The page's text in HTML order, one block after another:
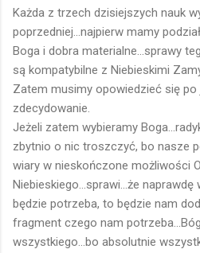
Każda z trzech dzisiejszych nauk
poprzedniej...najpierw mamy
Boga i dobra materialne...sprawy
są kompatybilne z Niebieskimi
Zatem musimy opowiedzieć się
zdecydowanie.
Jeżeli zatem wybieramy
zbytnio o nic troszczyć, bo nasze
wiary w nieskończone możliwości
Niebieskiego...sprawi...że
będzie potrzeba, to będzie nam
fragment czego nam
wszystkiego...bo absolutnie